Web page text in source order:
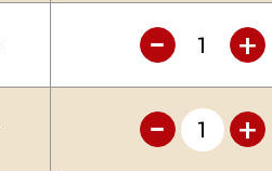
+
-
+
-